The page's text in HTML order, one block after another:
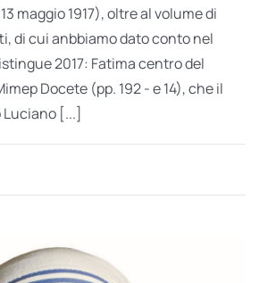
maggio 1917), oltre al volume di
di cui anbbiamo dato conto nel
2017: Fatima centro del
Docete (pp. 192 - e 14), che il
[...]